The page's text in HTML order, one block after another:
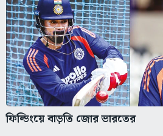
ফিল্ডিংয়ে বাড়তি জোর ভারতের